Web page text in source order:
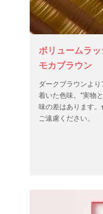
ボリュームラ
モカブラウン
ダークブラウンよ
着いた色味。*実物
味の差はあります
ご遠慮ください。